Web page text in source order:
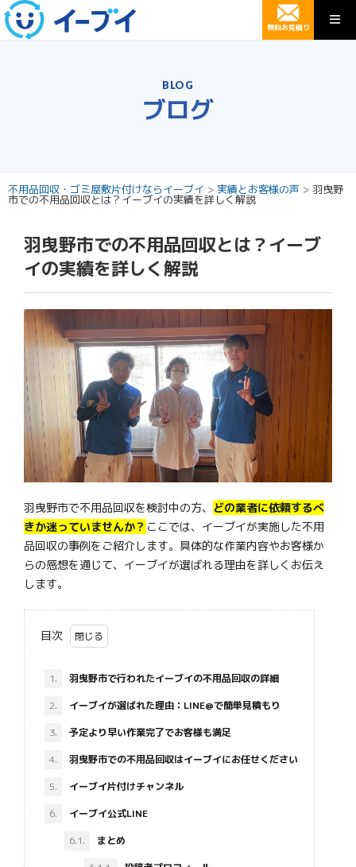
無料お見積り
BLOG
ブログ
不用品回収・ゴミ屋敷片付けならイーブイ > 実績とお客様の声 > 羽曳野
市での不用品回収とは？イーブイの実績を詳しく解説
羽曳野市での不用品回収とは？イーブ
イの実績を詳しく解説
羽曳野市で不用品回収を検討中の方、
どの業者に依頼するべ
きか迷っていませんか？ ここでは、イーブイが実施した不用
品回収の事例をご紹介します。具体的な作業内容やお客様か
らの感想を通じて、イーブイが選ばれる理由を詳しくお伝え
します。
目次
1.
羽曳野市で行われたイーブイの不用品回収の詳細
2.
イーブイが選ばれた理由：LINE@で簡単見積もり
3.
予定より早い作業完了でお客様も満足
4.
羽曳野市での不用品回収はイーブイにお任せください
5.
イーブイ片付けチャンネル
6.
イーブイ公式LINE
6.1.
まとめ